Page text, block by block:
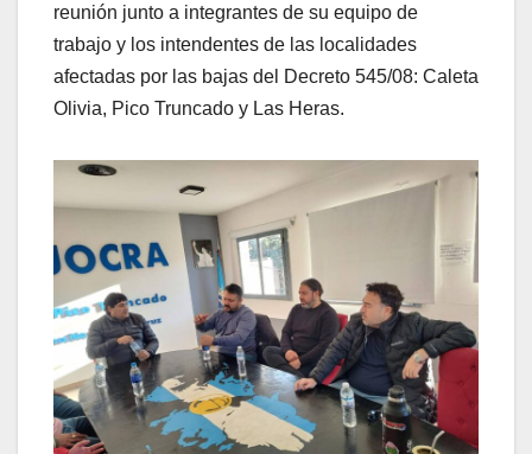
reunión junto a integrantes de su equipo de
trabajo y los intendentes de las localidades
afectadas por las bajas del Decreto 545/08: Caleta
Olivia, Pico Truncado y Las Heras.